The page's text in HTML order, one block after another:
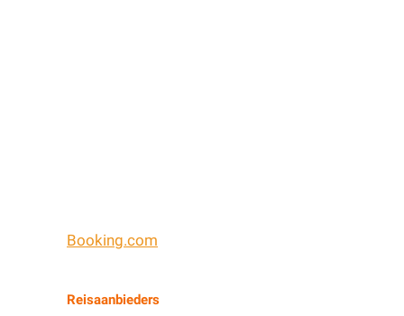
Booking.com
Reisaanbieders